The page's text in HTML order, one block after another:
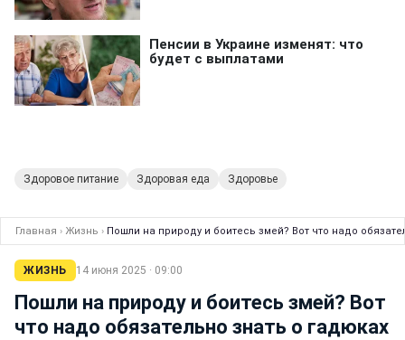
Здоровое питание Здоровая еда Здоровье
Главная › Жизнь › Пошли на природу и боитесь змей? Вот что надо
ЖИЗНЬ 14 июня 2025 · 09:00
Пошли на природу и боитесь змей? Вот
что надо обязательно знать о гадюках